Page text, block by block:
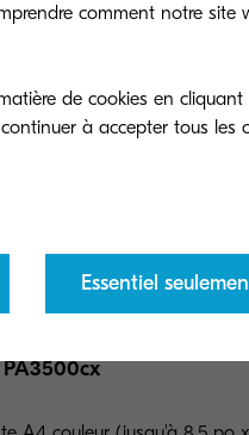
PA3500cx
comment notre site
de cookies en
Essentiel